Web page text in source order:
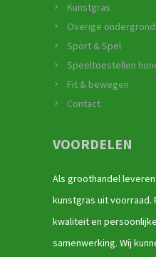
Kunstgras
Overige ondergrond
Sport & Spel
Speeltoestellen
Fit & bewegen
Contact
VOORDELEN
Als groothandel
kunstgras uit voorraad.
kwaliteit en
samenwerking. Wij